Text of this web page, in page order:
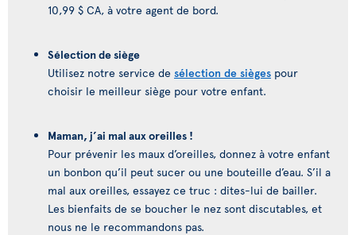
10,99 $ CA, à votre agent de bord.
Sélection de siège
Utilisez notre service de sélection de sièges pour
choisir le meilleur siège pour votre enfant.
Maman, j’ai mal aux oreilles !
Pour prévenir les maux d’oreilles, donnez à votre enfant
un bonbon qu’il peut sucer ou une bouteille d’eau. S’il a
mal aux oreilles, essayez ce truc : dites-lui de bailler.
Les bienfaits de se boucher le nez sont discutables, et
nous ne le recommandons pas.